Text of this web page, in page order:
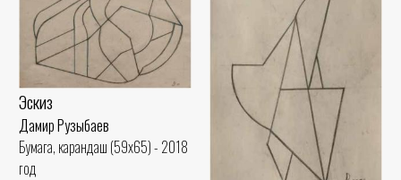
Эскиз
Дамир Рузыбаев
Бумага, карандаш (59x65) - 2018
год